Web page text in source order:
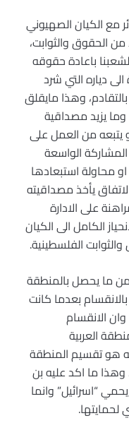
مع الكيان الصهيوني
الحقوق والثوابت،
باعادة حقوقه
دياره التي شرد
بالتقادم، وهذا مايقلق
يزيد مصداقية
يتبعه من العمل على
المشاركة الواسعة
محاولة استبعادها
يأخذ مصداقيته
على الادارة
الكامل الى الكيان
الفلسطينية.
من ما يحصل بالمنطقة
بعدما كانت
الانقسام
العربية
هو تقسيم المنطقة
وهذا ما اكد عليه بن
“اسرائيل” وانما
لحمايتها.